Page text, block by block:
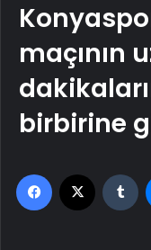
maçının
birbirine
Facebook